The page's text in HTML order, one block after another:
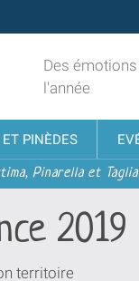
Des
l'année
PINÈDES
Pinarella et
2019
territoire